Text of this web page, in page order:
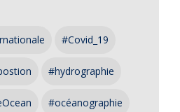
#Covid_19
#hydrographie
#océanographie